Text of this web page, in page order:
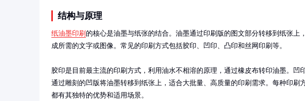
结构与原理
纸油墨印刷 的核心是油墨与纸张的结合。油墨通过印刷版的图文部分转移到纸张上
成所需的文字或图像。常见的印刷方式包括胶印、凹印、凸印和丝网印刷等。
胶印是目前最主流的印刷方式，利用油水不相溶的原理，通过橡皮布转印油墨。凹
通过雕刻的凹版将油墨转移到纸张上，适合大批量、高质量的印刷需求。每种印刷
都有其独特的优势和适用场景。